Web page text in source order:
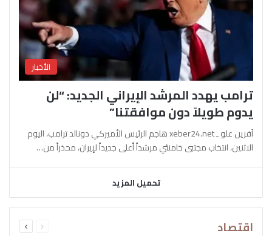
الأخبار
ترامب يهدد المرشد الإيراني الجديد: “لن
يدوم طويلاً دون موافقتنا”
آفرين علو ـ xeber24.net هاجم الرئيس الأميركي دونالد ترامب، اليوم
الاثنين، انتخاب مجتبى خامنئي مرشداً أعلى جديداً لإيران، محذراً من…
تحميل المزيد
اقتصاد الصفحةالصفحة